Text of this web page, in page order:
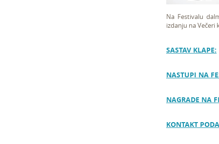
Na Festivalu
izdanju na Večeri
SASTAV KLAPE:
NASTUPI NA
NAGRADE NA
KONTAKT